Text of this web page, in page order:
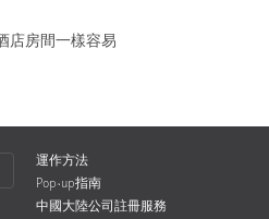
店房間一樣容易
運作方法
Pop-up指南
中國大陸公司註冊服務